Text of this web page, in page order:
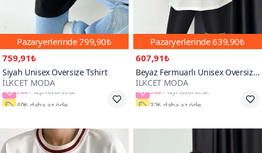
Pazaryerlerinde799,90₺
759,91₺
Siyah Unisex Oversize Tshirt
İLKCET MODA
700+
40₺ daha az öde
Pazaryerlerinde639,90₺
607,91₺
Beyaz Fermuarlı Unisex Oversize
Tshirt
İLKCET MODA
900+
32₺ daha az öde